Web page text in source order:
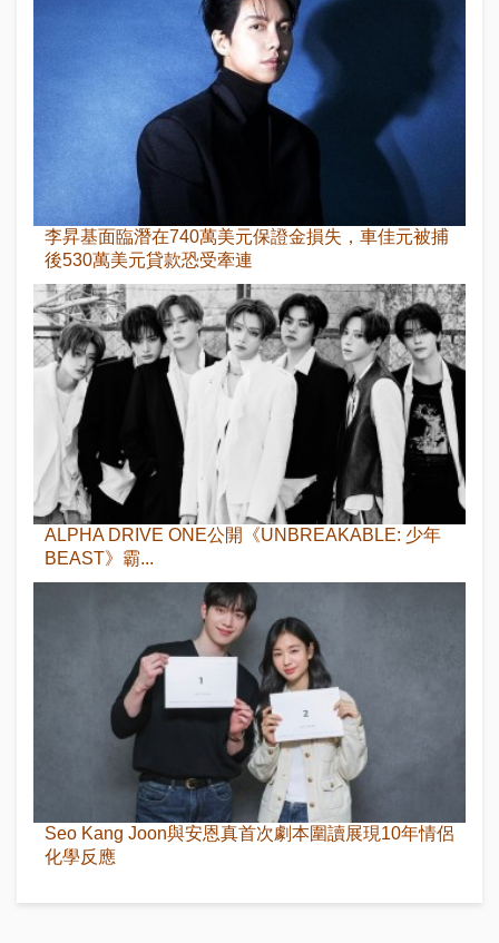
李昇基面臨潛在740萬美元保證金損失，車佳元被捕
後530萬美元貸款恐受牽連
ALPHA DRIVE ONE公開《UNBREAKABLE: 少年
BEAST》霸...
Seo Kang Joon與安恩真首次劇本圍讀展現10年情侶
化學反應